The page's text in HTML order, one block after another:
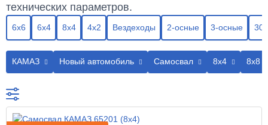
технических параметров.
6х6 6х4 8х4 4х2 Вездеходы 2-осные 3-осные 30-
КАМАЗ Новый автомобиль Самосвал 8х4 8х8